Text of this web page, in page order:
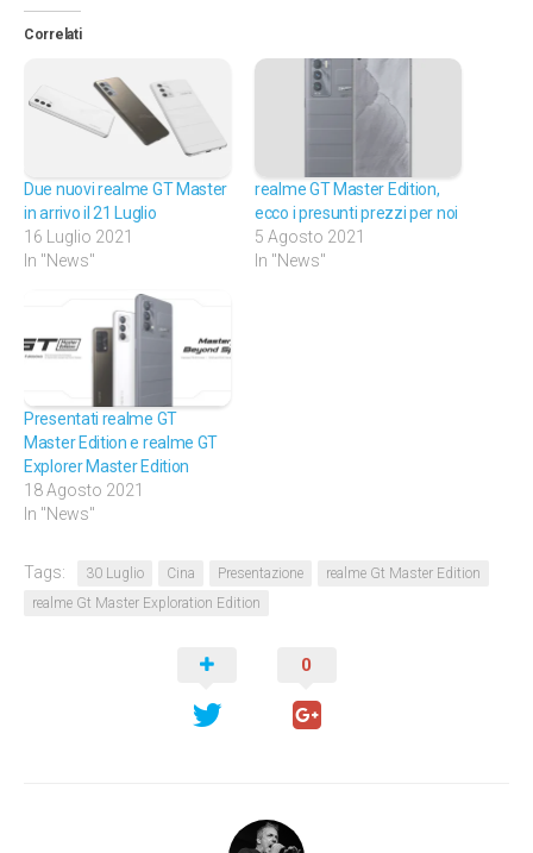
Correlati
Due nuovi realme GT Master
in arrivo il 21 Luglio
16 Luglio 2021
In "News"
realme GT Master Edition,
ecco i presunti prezzi per noi
5 Agosto 2021
In "News"
Presentati realme GT
Master Edition e realme GT
Explorer Master Edition
18 Agosto 2021
In "News"
Tags: 30 Luglio Cina Presentazione
realme Gt Master Edition
realme Gt Master Exploration Edition
0